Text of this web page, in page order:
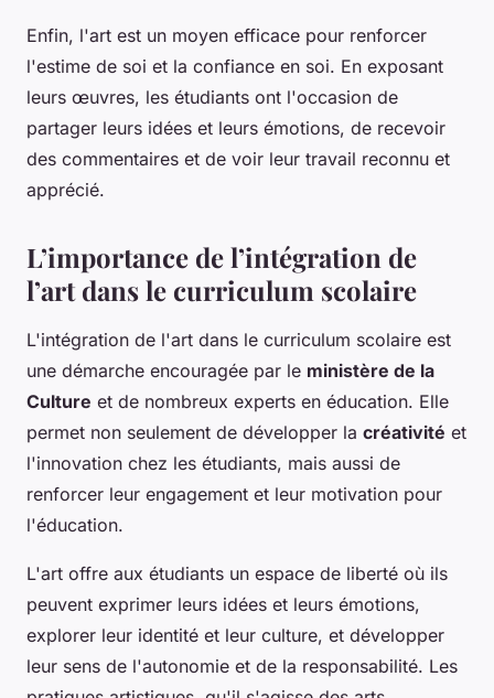
Enfin, l'art est un moyen efficace pour renforcer
l'estime de soi et la confiance en soi. En exposant
leurs œuvres, les étudiants ont l'occasion de
partager leurs idées et leurs émotions, de recevoir
des commentaires et de voir leur travail reconnu et
apprécié.
L’importance de l’intégration de
l’art dans le curriculum scolaire
L'intégration de l'art dans le curriculum scolaire est
une démarche encouragée par le ministère de la
Culture et de nombreux experts en éducation. Elle
permet non seulement de développer la créativité et
l'innovation chez les étudiants, mais aussi de
renforcer leur engagement et leur motivation pour
l'éducation.
L'art offre aux étudiants un espace de liberté où ils
peuvent exprimer leurs idées et leurs émotions,
explorer leur identité et leur culture, et développer
leur sens de l'autonomie et de la responsabilité. Les